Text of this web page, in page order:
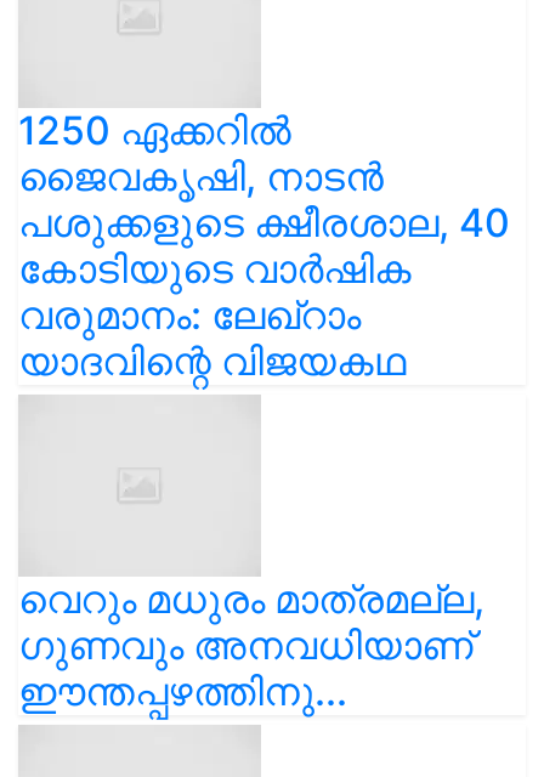
1250 ഏക്കറിൽ
ജൈവകൃഷി, നാടൻ
പശുക്കളുടെ ക്ഷീരശാല, 40
കോടിയുടെ വാർഷിക
വരുമാനം: ലേഖ്‌റാം
യാദവിന്റെ വിജയകഥ
വെറും മധുരം മാത്രമല്ല,
ഗുണവും അനവധിയാണ്
ഈന്തപ്പഴത്തിനു...